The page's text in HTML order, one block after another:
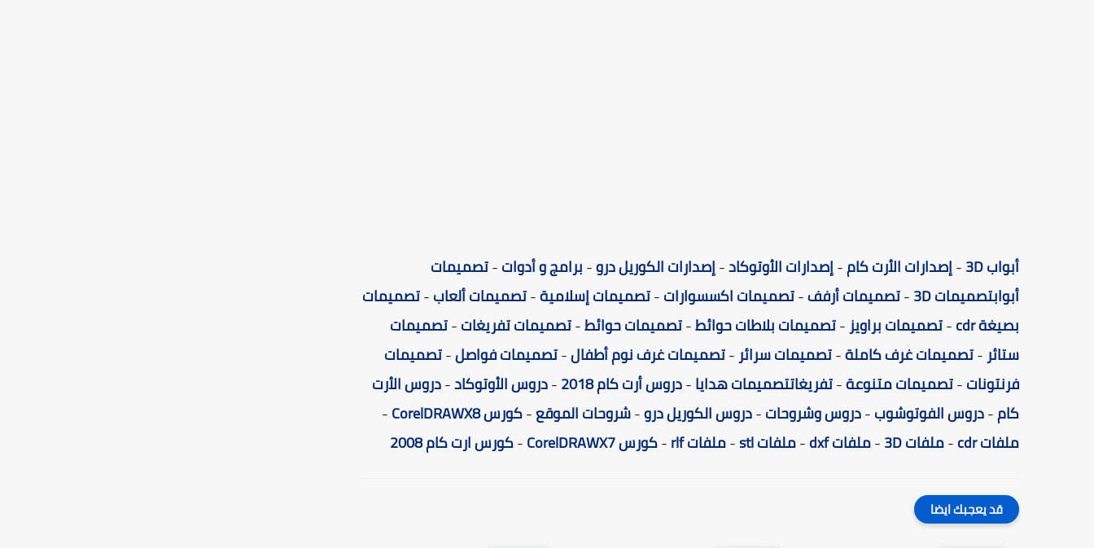
أبواب 3D -إصدارات الأرت كام-إصدارات الأوتوكاد-إصدارات الكوريل درو-برامج و أدوات-تصميمات
أبوابتصميمات 3D -تصميمات أرفف-تصميمات اكسسوارات-تصميمات إسلامية-تصميمات ألعاب-تصميمات
بصيغة cdr
-تصميمات براويز-تصميمات بلاطات حوائط-تصميمات حوائط-تصميمات تفريغات-تصميمات
ستائر-تصميمات غرف كاملة-تصميمات سرائر-تصميمات غرف نوم أطفال-تصميمات فواصل-تصميمات
فرنتونات-تصميمات متنوعة-تفريغاتتصميمات هدايا-دروس أرت كام 2018 -دروس الأوتوكاد-دروس الأرت
كام-دروس الفوتوشوب-دروس وشروحات-دروس الكوريل درو-شروحات الموقع-كورس CorelDRAWX8
-
ملفات cdr
-ملفات 3D -ملفات dxf -ملفات stl -ملفات rlf -كورس CorelDRAWX7 -كورس ارت كام 2008
قد يعجبك ايضا